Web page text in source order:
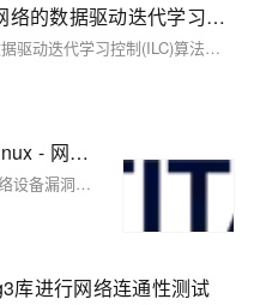
【无人车路径跟踪】基于神经网络的数据驱动迭代学习控制(ILC)算法，用于具有未知模型和重复任务的非线性单输入单输出(SISO)离散时间系统的无人车的路径跟踪（Matlab代码实现）
【无人车路径跟踪】基于神经网络的数据驱动迭代学习控制(ILC)算法，用于具有未知模型和重复任务的非线性单输入单输出(SISO)离散时间系统的无人车的路径跟踪（Matlab代码实现）
Nipper 3.9.0 for Windows & Linux - 网络设备漏洞评估
Nipper 3.9.0 for Windows & Linux - 网络设备漏洞评估
库进行网络连通性测试